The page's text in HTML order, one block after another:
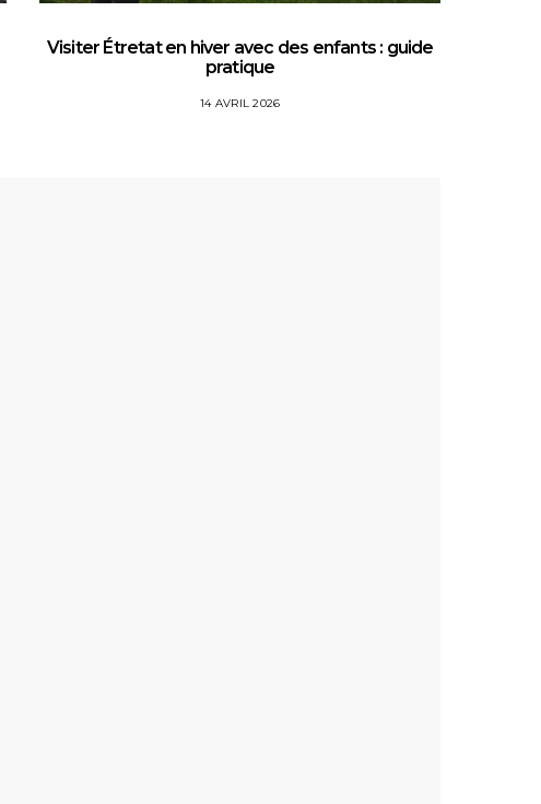
Visiter Étretat en hiver avec des enfants : guide
pratique
14 AVRIL 2026